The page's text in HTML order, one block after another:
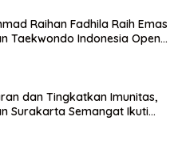
Raihan Fadhila Raih Emas
Taekwondo Indonesia Open
dan Tingkatkan Imunitas,
Surakarta Semangat Ikuti